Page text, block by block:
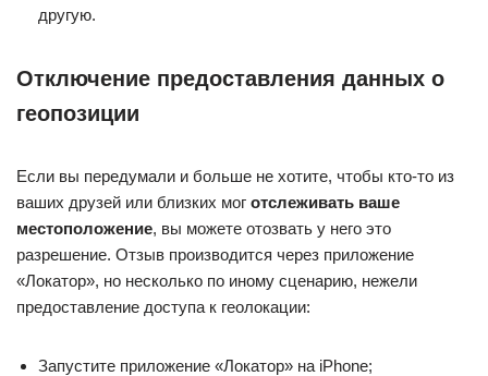
другую.
Отключение предоставления данных о
геопозиции
Если вы передумали и больше не хотите, чтобы кто-то из
ваших друзей или близких мог отслеживать ваше
местоположение, вы можете отозвать у него это
разрешение. Отзыв производится через приложение
«Локатор», но несколько по иному сценарию, нежели
предоставление доступа к геолокации:
Запустите приложение «Локатор» на iPhone;